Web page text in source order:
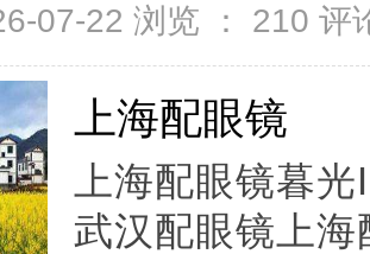
07-22 浏览 ： 210 评
上海配眼镜
上海配眼镜暮
武汉配眼镜上